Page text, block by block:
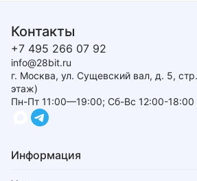
Контакты
+7 495 266 07 92
info@28bit.ru
г. Москва, ул. Сущевский вал, д. 5,
этаж)
Пн-Пт 11:00—19:00; Сб-Вс 12:00-18:00
Информация